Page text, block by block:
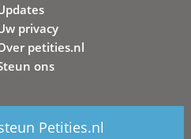
privacy
petities.nl
ons
Petities.nl